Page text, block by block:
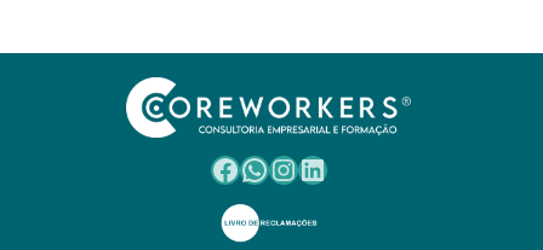
Facebook
WhatsApp
Instagram
LinkedIn